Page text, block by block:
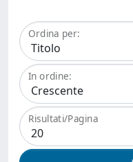
Ordina per:
In ordine:
Risultati/Pagina